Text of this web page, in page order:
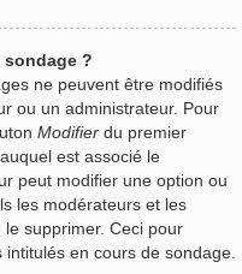
?
ne peuvent être modifiés
ou un administrateur. Pour
Modifier du premier
est associé le
peut modifier une option ou
les modérateurs et les
supprimer. Ceci pour
en cours de sondage.